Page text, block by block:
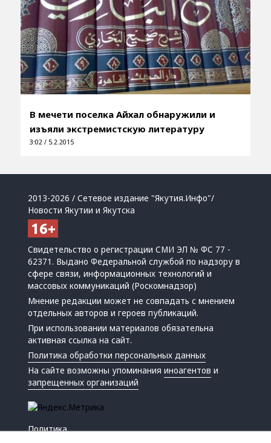
В мечети поселка Айхал обнаружили и
изъяли экстремистскую литературу
3:02 / 5.2.2015
2013-2026 / Сетевое издание "Якутия.Инфо"/
Новости Якутии и Якутска
Свидетельство о регистрации СМИ ЭЛ № ФС 77 -
62371. Выдано Федеральной службой по надзору в
сфере связи, информационных технологий и
массовых коммуникаций (Роскомнадзор)
Мнение редакции может не совпадать с мнением
отдельных авторов и героев публикаций.
При использовании материалов обязательна
активная ссылка на сайт.
Политика обработки персональных данных
На сайте возможны упоминанияиноагентов и
запрещенных организаций
Политика